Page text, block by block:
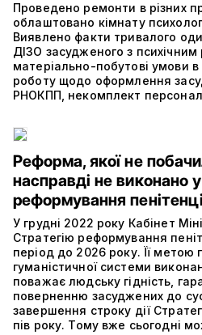
Проведено ремонти в різних
облаштовано кімнату
Виявлено факти тривалого
ДІЗО засудженого з
матеріально-побутові умови
роботу щодо оформлення
РНОКПП, некомплект
Реформа, якої не
насправді не виконано
реформування
У грудні 2022 року Кабінет
Стратегію реформування
період до 2026 року. Її метою
гуманістичної системи
поважає людську гідність,
поверненню засуджених до
завершення строку дії
пів року. Тому вже сьогодні